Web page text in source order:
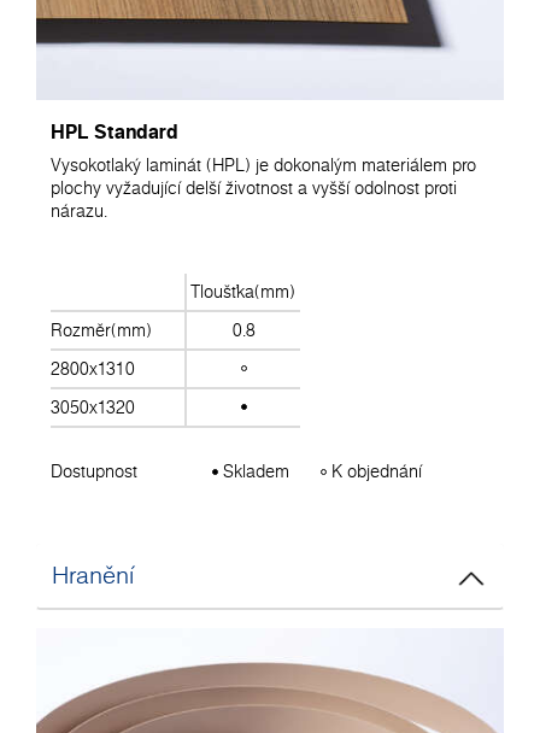
HPL Standard
Vysokotlaký laminát (HPL) je dokonalým materiálem pro
plochy vyžadující delší životnost a vyšší odolnost proti
nárazu.
Tloušťka(mm)
Rozměr(mm)
0.8
2800x1310
3050x1320
Dostupnost Skladem K objednání
Hranění